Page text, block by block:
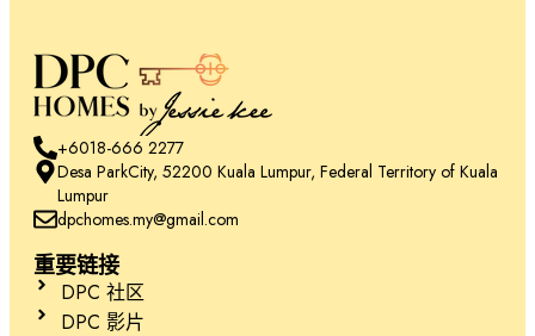
+6018-666 2277
Desa ParkCity, 52200 Kuala Lumpur, Federal Territory of Kuala
Lumpur
dpchomes.my@gmail.com
重要链接
DPC 社区
DPC 影片